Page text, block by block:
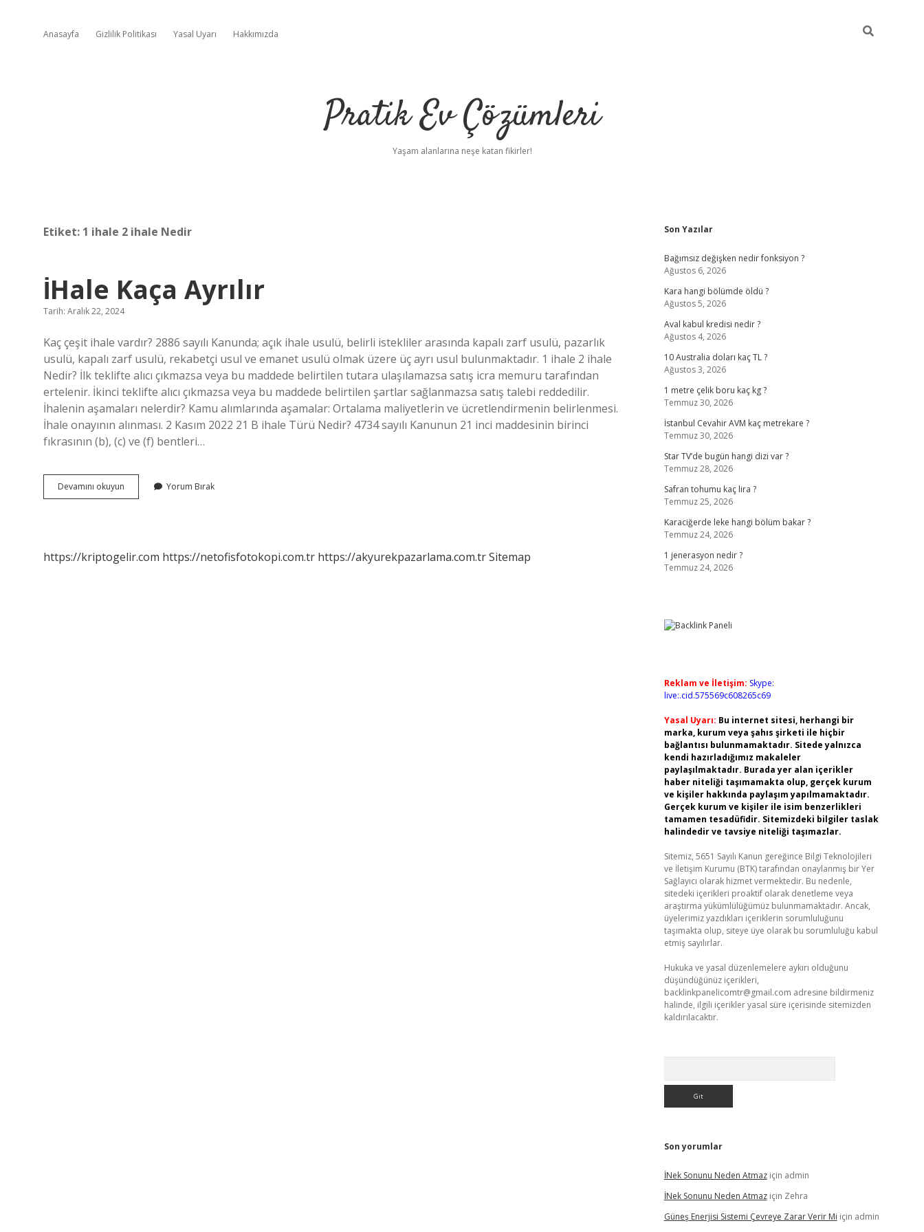
Anasayfa Gizlilik Politikası Yasal Uyarı Hakkımızda
Pratik Ev Çözümleri
Yaşam alanlarına neşe katan fikirler!
Etiket: 1 ihale 2 ihale Nedir
İHale Kaça Ayrılır
Tarih: Aralık 22, 2024
Kaç çeşit ihale vardır? 2886 sayılı Kanunda; açık ihale usulü, belirli istekliler arasında kapalı zarf usulü, pazarlık
usulü, kapalı zarf usulü, rekabetçi usul ve emanet usulü olmak üzere üç ayrı usul bulunmaktadır. 1 ihale 2 ihale
Nedir? İlk teklifte alıcı çıkmazsa veya bu maddede belirtilen tutara ulaşılamazsa satış icra memuru tarafından
ertelenir. İkinci teklifte alıcı çıkmazsa veya bu maddede belirtilen şartlar sağlanmazsa satış talebi reddedilir.
İhalenin aşamaları nelerdir? Kamu alımlarında aşamalar: Ortalama maliyetlerin ve ücretlendirmenin belirlenmesi.
İhale onayının alınması. 2 Kasım 2022 21 B ihale Türü Nedir? 4734 sayılı Kanunun 21 inci maddesinin birinci
fıkrasının (b), (c) ve (f) bentleri…
Devamını okuyun
Kaça
Yorum Bırak
https://kriptogelir.com https://netofisfotokopi.com.tr https://akyurekpazarlama.com.trSitemap
Sidebar
Son Yazılar
Bağımsız değişken nedir fonksiyon ?
Ağustos 6, 2026
Kara hangi bölümde öldü ?
Ağustos 5, 2026
Aval kabul kredisi nedir ?
Ağustos 4, 2026
10 Australia doları kaç TL ?
Ağustos 3, 2026
1 metre çelik boru kaç kg ?
Temmuz 30, 2026
İstanbul Cevahir AVM kaç metrekare ?
Temmuz 30, 2026
Star TV’de bugün hangi dizi var ?
Temmuz 28, 2026
Safran tohumu kaç lira ?
Temmuz 25, 2026
Karaciğerde leke hangi bölüm bakar ?
Temmuz 24, 2026
1 jenerasyon nedir ?
Temmuz 24, 2026
Reklam ve İletişim: Skype:
live:.cid.575569c608265c69
Yasal Uyarı: Bu internet sitesi, herhangi bir
marka, kurum veya şahıs şirketi ile hiçbir
bağlantısı bulunmamaktadır. Sitede yalnızca
kendi hazırladığımız makaleler
paylaşılmaktadır. Burada yer alan içerikler
haber niteliği taşımamakta olup, gerçek kurum
ve kişiler hakkında paylaşım yapılmamaktadır.
Gerçek kurum ve kişiler ile isim benzerlikleri
tamamen tesadüfidir. Sitemizdeki bilgiler taslak
halindedir ve tavsiye niteliği taşımazlar.
Sitemiz, 5651 Sayılı Kanun gereğince Bilgi Teknolojileri
ve İletişim Kurumu (BTK) tarafından onaylanmış bir Yer
Sağlayıcı olarak hizmet vermektedir. Bu nedenle,
sitedeki içerikleri proaktif olarak denetleme veya
araştırma yükümlülüğümüz bulunmamaktadır. Ancak,
üyelerimiz yazdıkları içeriklerin sorumluluğunu
taşımakta olup, siteye üye olarak bu sorumluluğu kabul
etmiş sayılırlar.
Hukuka ve yasal düzenlemelere aykırı olduğunu
düşündüğünüz içerikleri,
backlinkpanelicomtr@gmail.com adresine bildirmeniz
halinde, ilgili içerikler yasal süre içerisinde sitemizden
kaldırılacaktır.
Son yorumlar
İNek Sonunu Neden Atmaziçin admin
İNek Sonunu Neden Atmaziçin Zehra
Güneş Enerjisi Sistemi Çevreye Zarar Verir Mi için admin